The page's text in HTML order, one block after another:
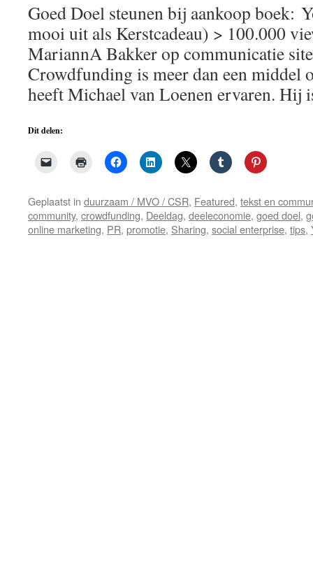
Goed Doel steunen bij aankoop boek:
mooi uit als Kerstcadeau) > 100.000
MariannA Bakker op communicatie
Crowdfunding is meer dan een middel
heeft Michael van Loenen ervaren.
Dit delen:
Geplaatst in duurzaam / MVO / CSR, Featured, tekst en
community, crowdfunding, Deeldag, deeleconomie, goed doel,
online marketing, PR, promotie, Sharing, social enterprise, tips,